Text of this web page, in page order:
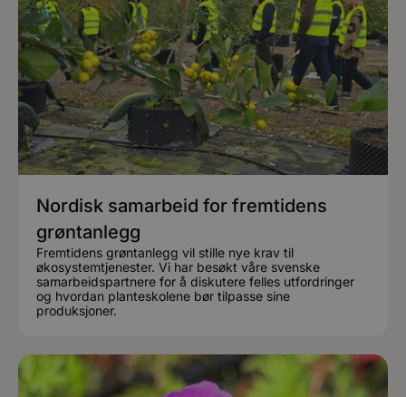
Nordisk samarbeid for fremtidens
grøntanlegg
Fremtidens grøntanlegg vil stille nye krav til
økosystemtjenester. Vi har besøkt våre svenske
samarbeidspartnere for å diskutere felles utfordringer
og hvordan planteskolene bør tilpasse sine
produksjoner.